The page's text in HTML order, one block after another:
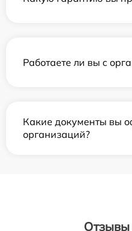
Работаете ли вы с
Какие документы вы
организаций?
Отзывы